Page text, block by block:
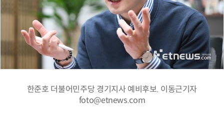
한준호 더불어민주당 경기지사 예비후보. 이동근기자
foto@etnews.com